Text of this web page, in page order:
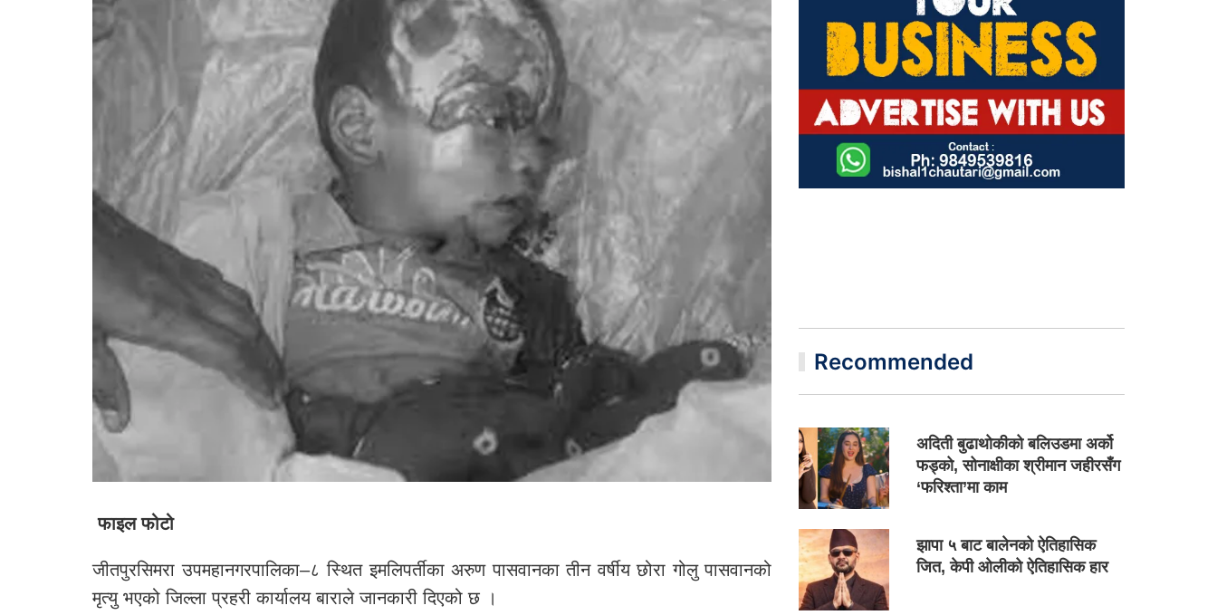
फाइल फोटो
जीतपुरसिमरा उपमहानगरपालिका–८ स्थित इमलिपर्तीका अरुण पासवानका तीन वर्षीय छोरा गोलु पासवानको
मृत्यु भएको जिल्ला प्रहरी कार्यालय बाराले जानकारी दिएको छ ।
Recommended
अदिती बुढाथोकीको बलिउडमा अर्को
फड्को, सोनाक्षीका श्रीमान जहीरसँग
‘फरिश्ता’मा काम
झापा ५ बाट बालेनको ऐतिहासिक
जित, केपी ओलीको ऐतिहासिक हार